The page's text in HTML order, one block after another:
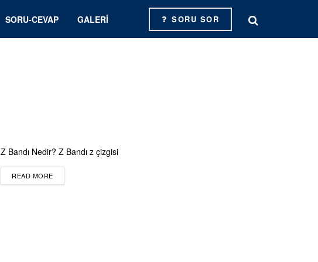
SORU-CEVAP GALERI SORU SOR
Z Bandı Nedir? Z Bandı z çizgisi
READ MOREDETAILS